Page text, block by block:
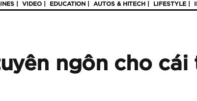
VIDEO EDUCATION AUTOS & HITECH LIFESTYLE
ngôn cho cái